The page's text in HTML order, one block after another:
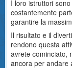
I loro istruttori
costantemente
garantire la
Il risultato e il
rendono questa
avrete cominciato,
ancora per andare